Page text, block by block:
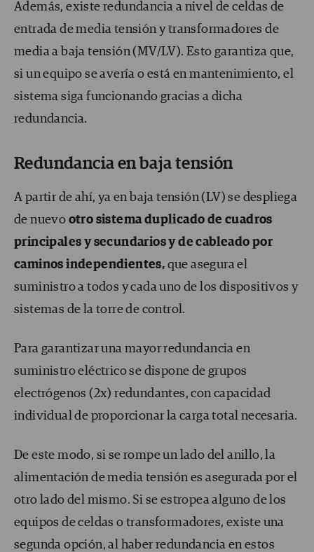
Además, existe redundancia a nivel de celdas de
entrada de media tensión y transformadores de
media a baja tensión (MV/LV). Esto garantiza que,
si un equipo se avería o está en mantenimiento, el
sistema siga funcionando gracias a dicha
redundancia.
Redundancia en baja tensión
A partir de ahí, ya en baja tensión (LV) se despliega
de nuevo otro sistema duplicado de cuadros
principales y secundarios y de cableado por
caminos independientes, que asegura el
suministro a todos y cada uno de los dispositivos y
sistemas de la torre de control.
Para garantizar una mayor redundancia en
suministro eléctrico se dispone de grupos
electrógenos (2x) redundantes, con capacidad
individual de proporcionar la carga total necesaria.
De este modo, si se rompe un lado del anillo, la
alimentación de media tensión es asegurada por el
otro lado del mismo. Si se estropea alguno de los
equipos de celdas o transformadores, existe una
segunda opción, al haber redundancia en estos